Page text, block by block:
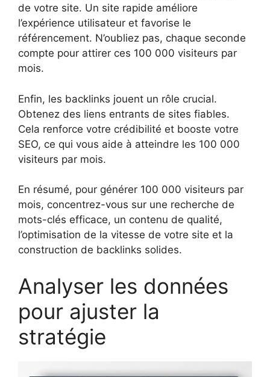
de votre site. Un site rapide améliore
l’expérience utilisateur et favorise le
référencement. N’oubliez pas, chaque seconde
compte pour attirer ces 100 000 visiteurs par
mois.
Enfin, les backlinks jouent un rôle crucial.
Obtenez des liens entrants de sites fiables.
Cela renforce votre crédibilité et booste votre
SEO, ce qui vous aide à atteindre les 100 000
visiteurs par mois.
En résumé, pour générer 100 000 visiteurs par
mois, concentrez-vous sur une recherche de
mots-clés efficace, un contenu de qualité,
l’optimisation de la vitesse de votre site et la
construction de backlinks solides.
Analyser les données
pour ajuster la
stratégie